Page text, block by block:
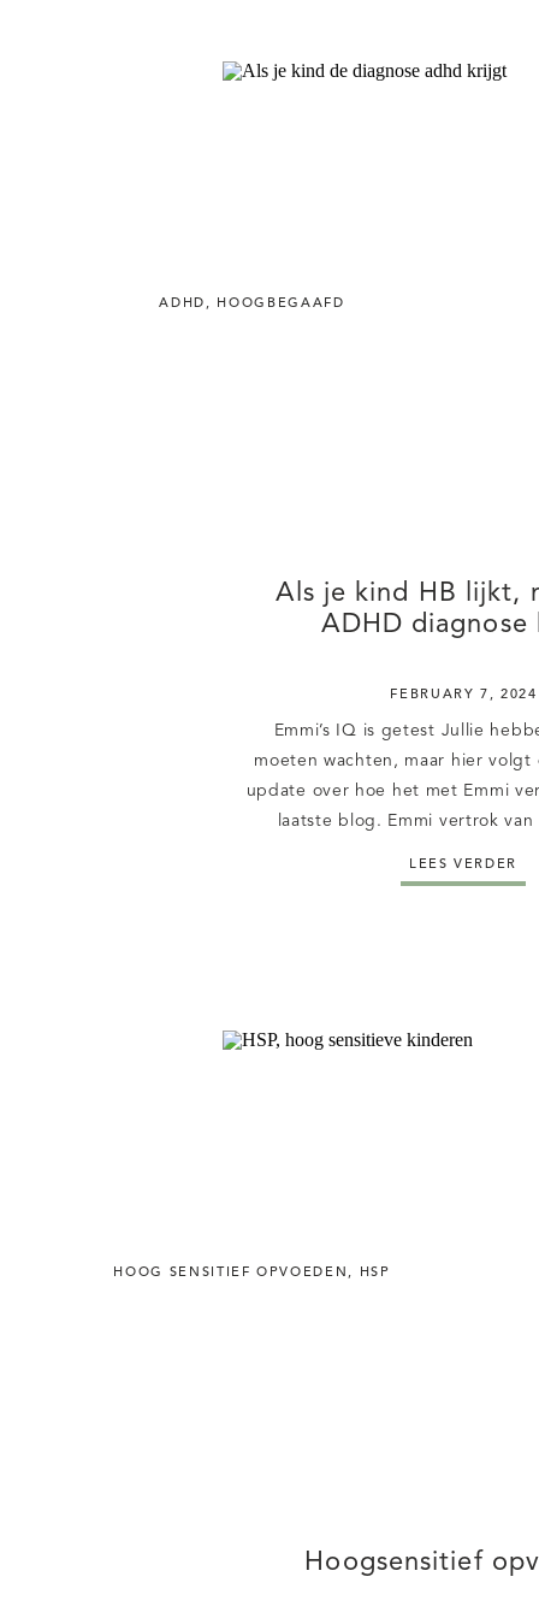
ADHD , HOOGBEGAAFD
Als je kind HB lijkt,
ADHD
FEBRUARY 7, 2024
Emmi’s IQ is getest Jullie
moeten wachten, maar hier
update over hoe het met Emmi
laatste blog. Emmi vertrok van
overdracht was duidelijk
LEES VERDER
HOOG SENSITIEF OPVOEDEN , HSP
Hoogsensitief